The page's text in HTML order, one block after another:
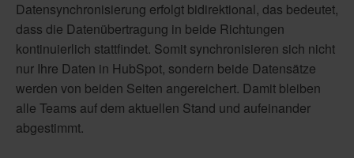
Datensynchronisierung erfolgt bidirektional, das bedeutet,
dass die Datenübertragung in beide Richtungen
kontinuierlich stattfindet. Somit synchronisieren sich nicht
nur Ihre Daten in HubSpot, sondern beide Datensätze
werden von beiden Seiten angereichert. Damit bleiben
alle Teams auf dem aktuellen Stand und aufeinander
abgestimmt.